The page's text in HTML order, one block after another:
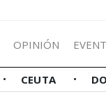
OPINIÓN
CEUTA